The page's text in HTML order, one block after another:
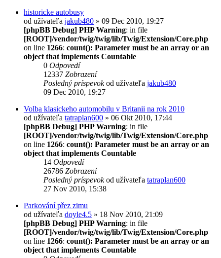
historicke autobusy
od užívateľa jakub480 » 09 Dec 2010, 19:27
[phpBB Debug] PHP Warning: in file
[ROOT]/vendor/twig/twig/lib/Twig/Extension/Core.php
on line 1266: count(): Parameter must be an array or an
object that implements Countable
0 Odpovedí
12337 Zobrazení
Posledný príspevokod užívateľa jakub480
09 Dec 2010, 19:27
Volba klasickeho automobilu v Britanii na rok 2010
od užívateľa tatraplan600 » 06 Okt 2010, 17:44
[phpBB Debug] PHP Warning: in file
[ROOT]/vendor/twig/twig/lib/Twig/Extension/Core.php
on line 1266: count(): Parameter must be an array or an
object that implements Countable
14 Odpovedí
26786 Zobrazení
Posledný príspevokod užívateľa tatraplan600
27 Nov 2010, 15:38
Parkování přez zimu
od užívateľa doyle4.5 » 18 Nov 2010, 21:09
[phpBB Debug] PHP Warning: in file
[ROOT]/vendor/twig/twig/lib/Twig/Extension/Core.php
on line 1266: count(): Parameter must be an array or an
object that implements Countable